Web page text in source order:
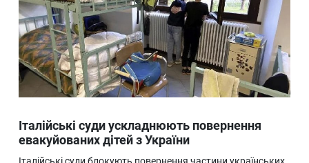
Італійські суди ускладнюють повернення
евакуйованих дітей з України